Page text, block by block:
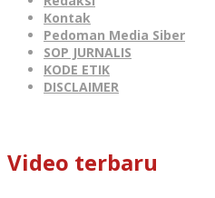
Kontak
Pedoman Media Siber
SOP JURNALIS
KODE ETIK
DISCLAIMER
Video terbaru